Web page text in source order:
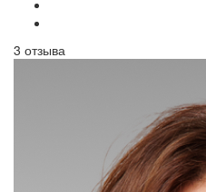
3 отзыва